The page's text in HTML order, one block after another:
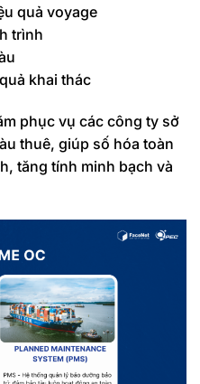
quả voyage
trình
khai thác
phục vụ các công ty sở
thuê, giúp số hóa toàn
tăng tính minh bạch và